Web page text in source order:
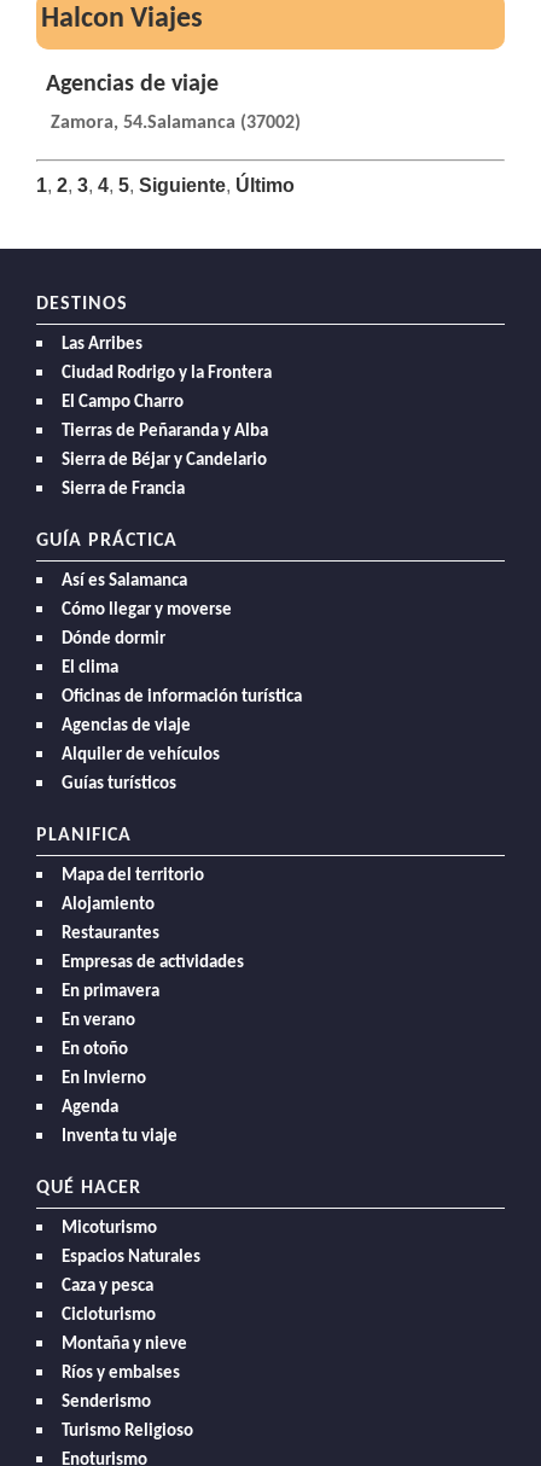
Halcon Viajes
Agencias de viaje
Zamora, 54.Salamanca (37002)
1, 2, 3, 4, 5, Siguiente, Último
DESTINOS
Las Arribes
Ciudad Rodrigo y la Frontera
El Campo Charro
Tierras de Peñaranda y Alba
Sierra de Béjar y Candelario
Sierra de Francia
GUÍA PRÁCTICA
Así es Salamanca
Cómo llegar y moverse
Dónde dormir
El clima
Oficinas de información turística
Agencias de viaje
Alquiler de vehículos
Guías turísticos
PLANIFICA
Mapa del territorio
Alojamiento
Restaurantes
Empresas de actividades
En primavera
En verano
En otoño
En Invierno
Agenda
Inventa tu viaje
QUÉ HACER
Micoturismo
Espacios Naturales
Caza y pesca
Cicloturismo
Montaña y nieve
Ríos y embalses
Senderismo
Turismo Religioso
Enoturismo